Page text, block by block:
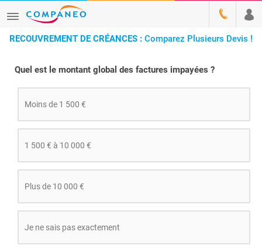
RECOUVREMENT DE CRÉANCES : Comparez Plusieurs Devis !
Quel est le montant global des factures impayées ?
Moins de 1 500 €
1 500 € à 10 000 €
Plus de 10 000 €
Je ne sais pas exactement